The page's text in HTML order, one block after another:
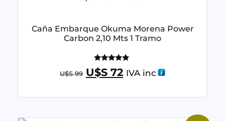
Caña Embarque Okuma Morena Power
Carbon 2,10 Mts 1 Tramo
Valorado
con
5.00
U$S99 U$S 72 IVA inc